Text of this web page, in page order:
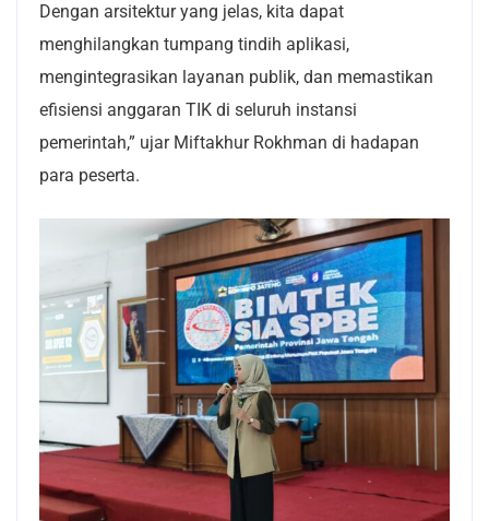
Dengan arsitektur yang jelas, kita dapat
menghilangkan tumpang tindih aplikasi,
mengintegrasikan layanan publik, dan memastikan
efisiensi anggaran TIK di seluruh instansi
pemerintah,” ujar Miftakhur Rokhman di hadapan
para peserta.